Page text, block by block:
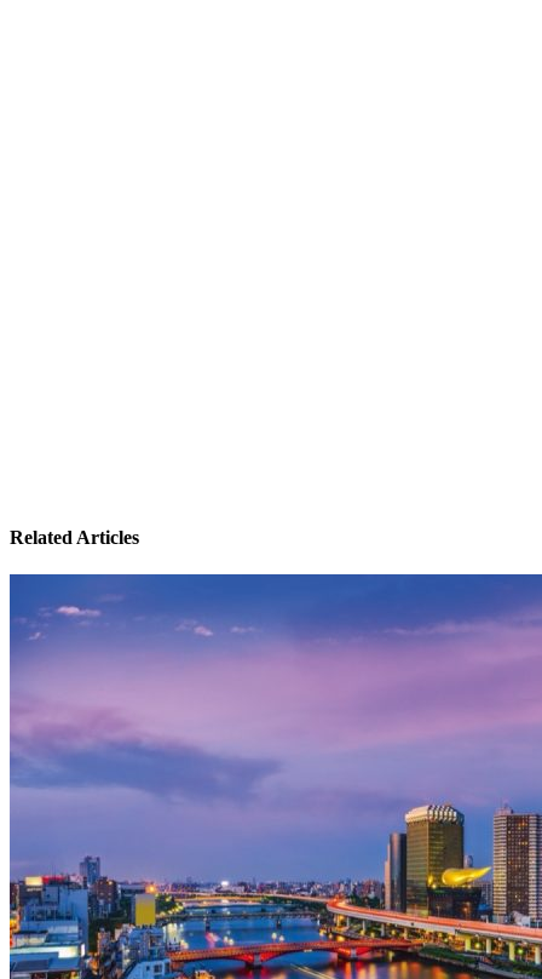
Related Articles